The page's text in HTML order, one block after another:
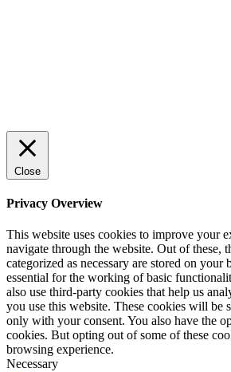
Close
Privacy Overview
This website uses cookies to improve your
navigate through the website. Out of these,
categorized as necessary are stored on your
essential for the working of basic
also use third-party cookies that help us
you use this website. These cookies will be
only with your consent. You also have the
cookies. But opting out of some of these
browsing experience.
Necessary